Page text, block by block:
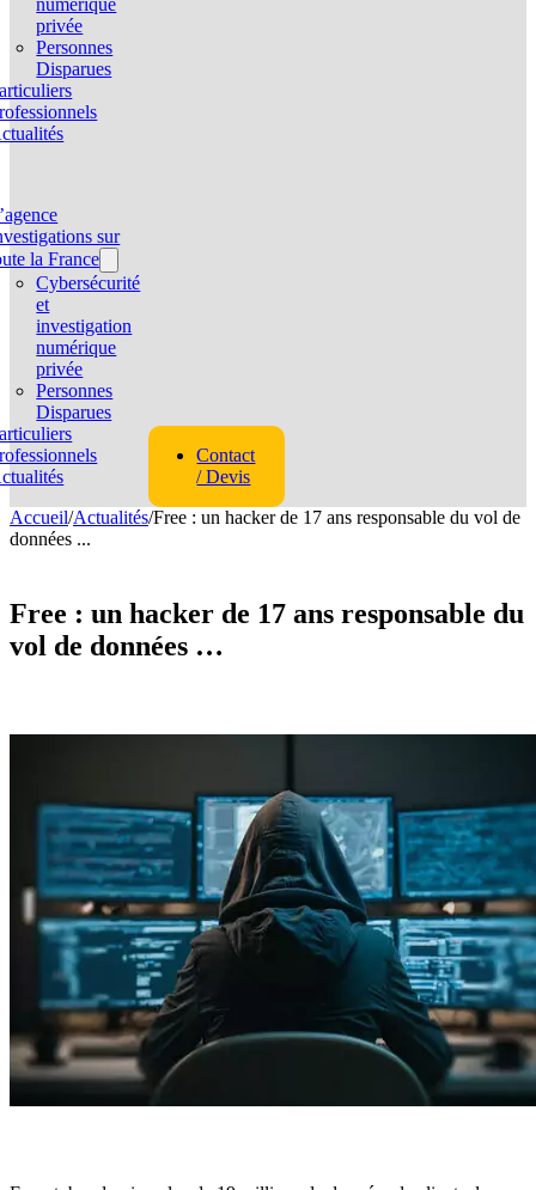
numérique
privée
Personnes
Disparues
sur
la France
Cybersécurité
et
investigation
numérique
privée
Personnes
Disparues
Contact
/ Devis
Accueil/Actualités/Free : un hacker de 17 ans responsable du vol de
données ...
Free : un hacker de 17 ans responsable du
vol de données …